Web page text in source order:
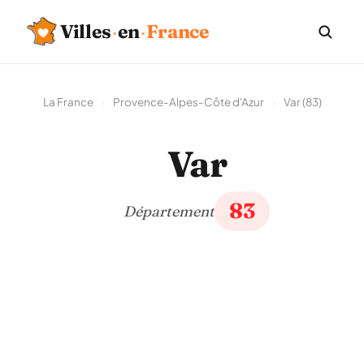
Villes·en·France
La France Provence-Alpes-Côte d'Azur Var (83)
Var
Département 83